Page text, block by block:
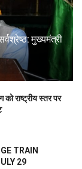
मुख्यमंत्री
राष्ट्रीय स्तर पर
TRAIN
29